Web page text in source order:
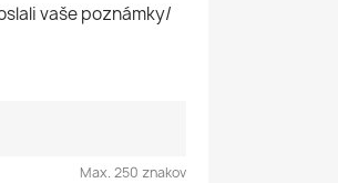
vaše poznámky/
Max. 250 znakov